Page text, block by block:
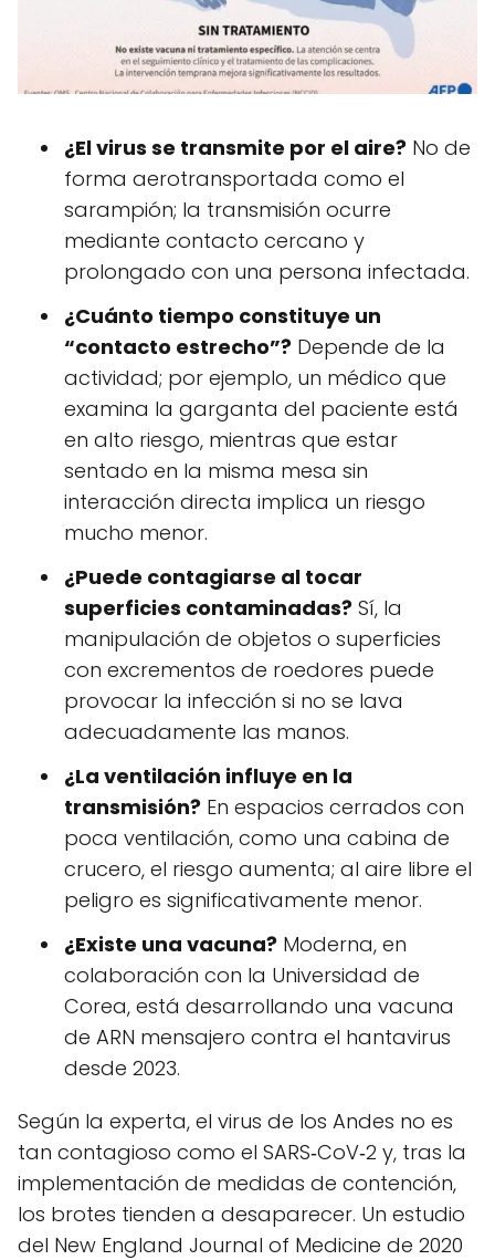
¿El virus se transmite por el aire? No de
forma aerotransportada como el
sarampión; la transmisión ocurre
mediante contacto cercano y
prolongado con una persona infectada.
¿Cuánto tiempo constituye un
“contacto estrecho”? Depende de la
actividad; por ejemplo, un médico que
examina la garganta del paciente está
en alto riesgo, mientras que estar
sentado en la misma mesa sin
interacción directa implica un riesgo
mucho menor.
¿Puede contagiarse al tocar
superficies contaminadas? Sí, la
manipulación de objetos o superficies
con excrementos de roedores puede
provocar la infección si no se lava
adecuadamente las manos.
¿La ventilación influye en la
transmisión? En espacios cerrados con
poca ventilación, como una cabina de
crucero, el riesgo aumenta; al aire libre el
peligro es significativamente menor.
¿Existe una vacuna? Moderna, en
colaboración con la Universidad de
Corea, está desarrollando una vacuna
de ARN mensajero contra el hantavirus
desde 2023.
Según la experta, el virus de los Andes no es
tan contagioso como el SARS‑CoV‑2 y, tras la
implementación de medidas de contención,
los brotes tienden a desaparecer. Un estudio
del New England Journal of Medicine de 2020